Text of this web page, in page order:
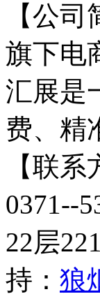
【公
旗下电
汇展是
费、精
【联
0371--
22层
持： 狼